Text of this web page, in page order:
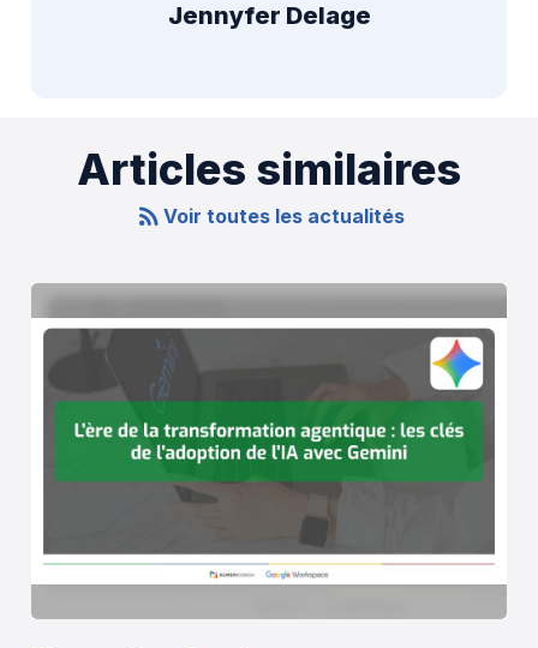
Jennyfer Delage
Articles similaires
Voir toutes les actualités